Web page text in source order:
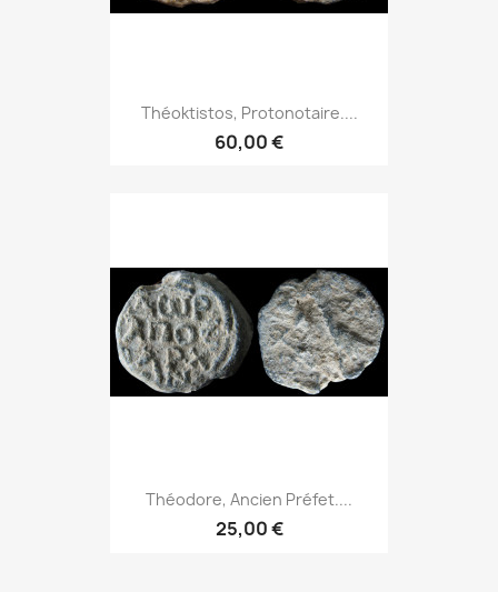
Théoktistos, Protonotaire....
60,00 €
Théodore, Ancien Préfet....
25,00 €